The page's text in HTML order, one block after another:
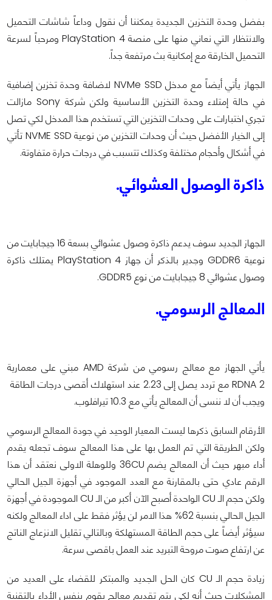
بفضل وحدة التخزين الجديدة يمكننا أن نقول وداعاً شاشات التحميل
والانتظار التي نعاني منها على منصة PlayStation 4 ومرحباً لسرعة
التحميل الخارقة مع إمكانية بث مرتفعة جداً.
الجهاز يأتي أيضاً مع مدخل NVMe SSD لاضافة وحدة تخزين إضافية
في حالة إمتلاء وحدة التخزين الأساسية ولكن شركة Sony مازالت
تجري اختبارات على وحدات التخزين التي تستخدم هذا المدخل لكي تصل
إلى الخيار الأفضل حيث أن وحدات التخزين من نوعية NVME SSD تأتي
في أشكال وأحجام مختلفة وكذلك تتسبب في درجات حرارة متفاوتة.
ذاكرة الوصول العشوائي.
الجهاز الجديد سوف يدعم ذاكرة وصول عشوائي بسعة 16 جيجابايت من
نوعية GDDR6 وجدير بالذكر أن جهاز PlayStation 4 يمتلك ذاكرة
وصول عشوائي 8 جيجابايت من نوع GDDR5.
المعالج الرسومي.
يأتي الجهاز مع معالج رسومي من شركة AMD مبني على معمارية
RDNA 2 مع تردد يصل إلى 2.23 عند استهلاك أقصى درجات الطاقة
ويجب أن لا ننسى أن المعالج يأتي مع 10.3 تيرافلوب.
الأرقام السابق ذكرها ليست المعيار الوحيد في جودة المعالج الرسومي
ولكن الطريقة التي تم العمل بها على هذا المعالج سوف تجعله يقدم
أداء مبهر حيث أن المعالج يضم 36CU وللوهلة الاولى نعتقد أن هذا
الرقم عادي حتى بالمقارنة مع العدد الموجود في أجهزة الجيل الحالي
ولكن حجم الـ CU الواحدة أصبح الآن أكبر من الـ CU الموجودة في أجهزة
الجيل الحالي بنسبة 62% هذا الامر لن يؤثر فقط على اداء المعالج ولكنه
سيؤثر أيضاً على حجم الطاقة المستهلكة وبالتالي تقليل الانزعاج الناتج
عن ارتفاع صوت مروحة التبريد عند العمل باقصى سرعة.
زيادة حجم الـ CU كان الحل الجديد والمبتكر للقضاء على العديد من
المشكلات حيث أنه لكي يتم تقديم معالج يقوم بنفس الأداء بالتقنية